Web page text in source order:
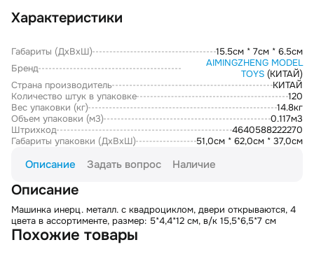
Характеристики
Габариты (ДxВxШ)
15.5см * 7см * 6.5см
Бренд
AIMINGZHENG MODEL
TOYS (КИТАЙ)
Страна производитель
КИТАЙ
Количество штук в упаковке
120
Вес упаковки (кг)
14.8кг
Объем упаковки (м3)
0.117м3
Штрихкод
4640588222270
Габариты упаковки (ДxВxШ)
51,0см * 62,0см * 37,0см
Описание Задать вопрос Наличие
Описание
Машинка инерц. металл. с квадроциклом, двери открываются, 4
цвета в ассортименте, размер: 5*4,4*12 см, в/к 15,5*6,5*7 см
Похожие товары